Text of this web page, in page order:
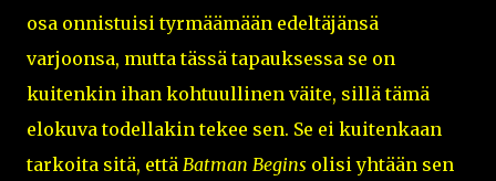
osa onnistuisi tyrmäämään edeltäjänsä
varjoonsa, mutta tässä tapauksessa se on
kuitenkin ihan kohtuullinen väite, sillä tämä
elokuva todellakin tekee sen. Se ei kuitenkaan
tarkoita sitä, että Batman Begins olisi yhtään sen